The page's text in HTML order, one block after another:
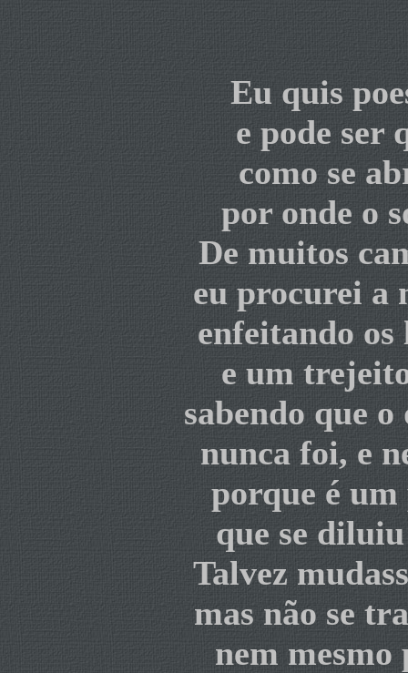
Eu quis
e pode ser
como se
por onde o
De muitos
eu procurei a
enfeitando
e um
sabendo que
nunca foi, e
porque é
que se
Talvez
mas não se
nem